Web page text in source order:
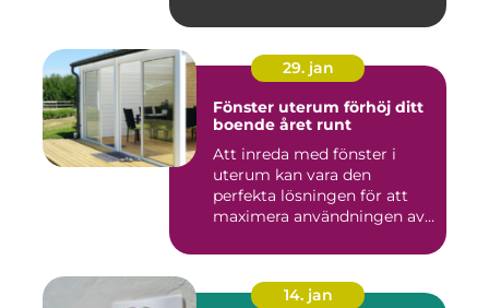
29. jan
Fönster uterum förhöj ditt
boende året runt
Att inreda med fönster i
uterum kan vara den
perfekta lösningen för att
maximera användningen av
14. jan